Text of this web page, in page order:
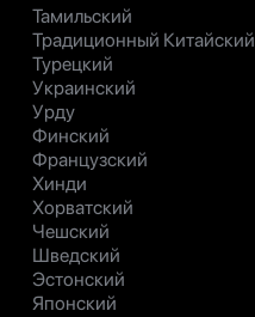
Тамильский
Традиционный Китайский
Турецкий
Украинский
Урду
Финский
Французский
Хинди
Хорватский
Чешский
Шведский
Эстонский
Японский